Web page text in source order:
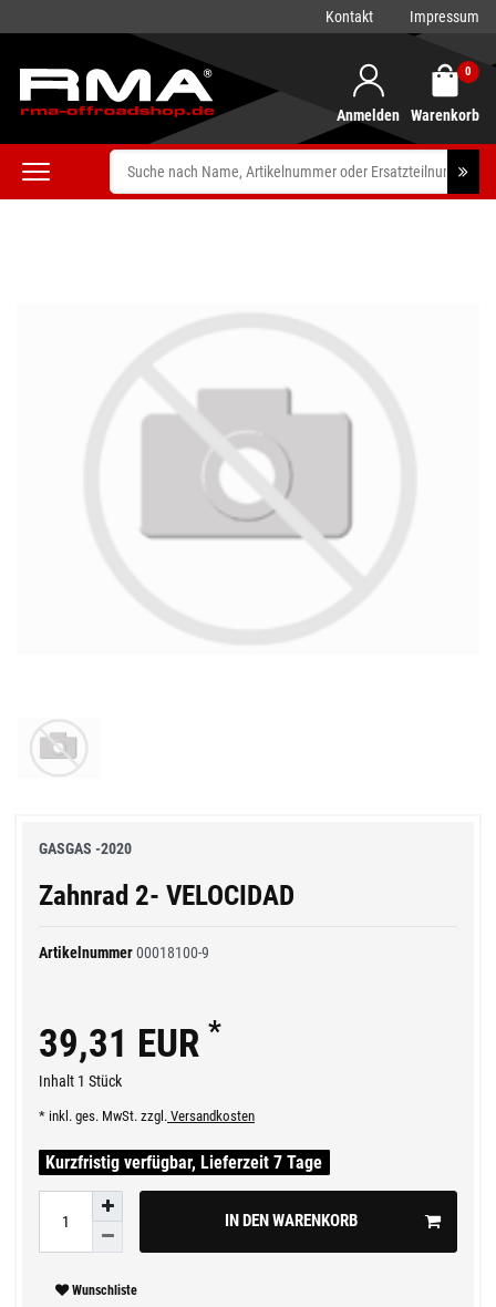
Kontakt Impressum
Anmelden
0
Warenkorb
GASGAS -2020
Zahnrad 2- VELOCIDAD
Artikelnummer00018100-9
39,31 EUR *
Inhalt 1 Stück
* inkl. ges. MwSt. zzgl. Versandkosten
Kurzfristig verfügbar, Lieferzeit 7 Tage
IN DEN WARENKORB
Wunschliste